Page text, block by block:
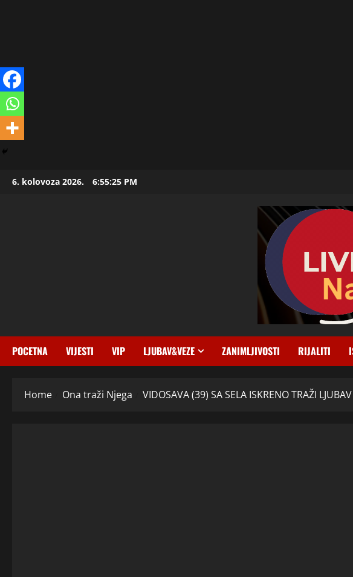
Skip6. kolovoza 2026. 6:55:26 PM
POCETNA VIJESTI VIP LJUBAV&VEZE ZANIMLJIVOSTI RIJALITI
Home Ona traži Njega VIDOSAVA (39) SA SELA ISKRENO TRAŽI